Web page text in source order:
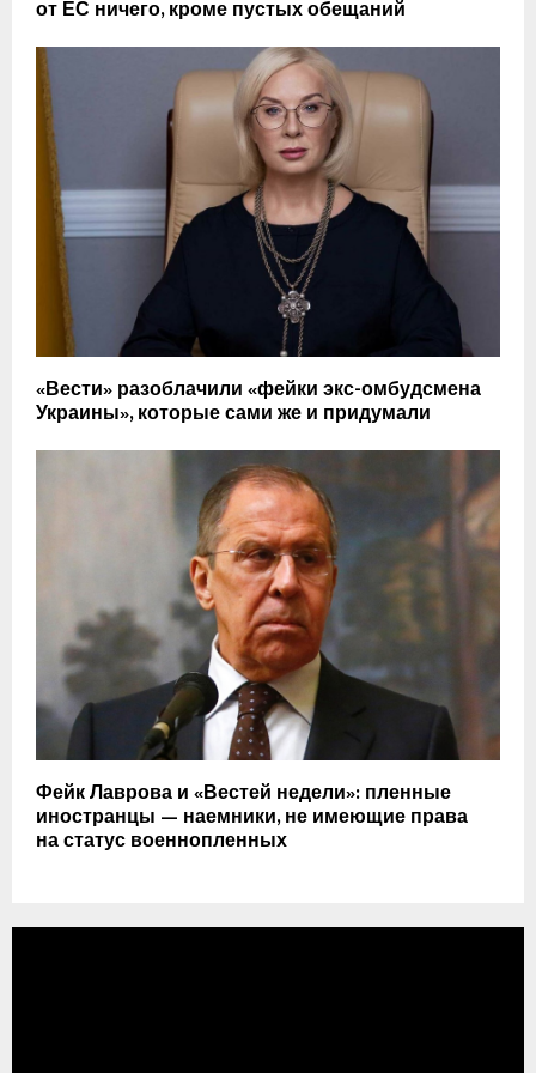
от ЕС ничего, кроме пустых обещаний
«Вести» разоблачили «фейки экс-омбудсмена
Украины», которые сами же и придумали
Фейк Лаврова и «Вестей недели»: пленные
иностранцы — наемники, не имеющие права
на статус военнопленных